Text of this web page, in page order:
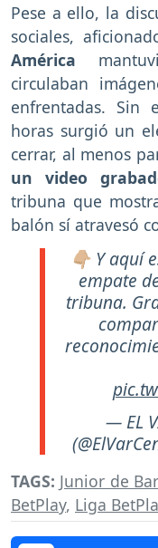
Pese a ello, la
sociales,
América
circulaban
enfrentadas. Sin
horas surgió un
cerrar, al menos
un video
tribuna que
balón sí atravesó
👇🏼 Y
empate
tribuna.
— EL
TAGS: Junior de
BetPlay, Liga